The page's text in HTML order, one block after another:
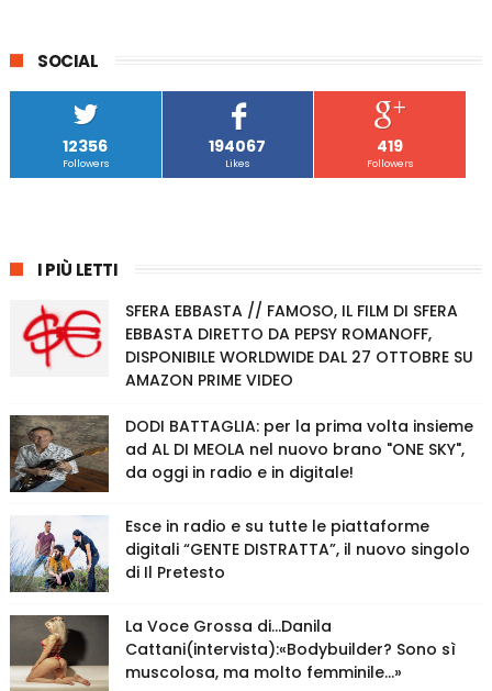
SOCIAL
12356
Followers
194067
Likes
419
Followers
I PIÙ LETTI
SFERA EBBASTA // FAMOSO, IL FILM DI SFERA
EBBASTA DIRETTO DA PEPSY ROMANOFF,
DISPONIBILE WORLDWIDE DAL 27 OTTOBRE SU
AMAZON PRIME VIDEO
DODI BATTAGLIA: per la prima volta insieme
ad AL DI MEOLA nel nuovo brano "ONE SKY",
da oggi in radio e in digitale!
Esce in radio e su tutte le piattaforme
digitali “GENTE DISTRATTA”, il nuovo singolo
di Il Pretesto
La Voce Grossa di…Danila
Cattani(intervista):«Bodybuilder? Sono sì
muscolosa, ma molto femminile…»